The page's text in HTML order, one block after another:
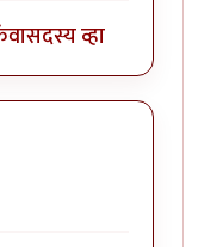
सदस्य व्हा